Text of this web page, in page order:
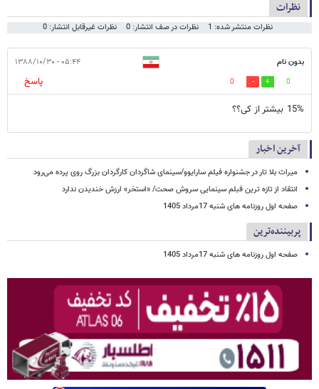
نظرات
نظرات منتشر شده: 1 نظرات در صف انتشار: 0 نظرات غیرقابل انتشار: 0
بدون نام ۰۵:۴۴ - ۱۳۸۸/۱۰/۳۰
0
0
پاسخ
15% بیشتر از کی؟؟
آخرین اخبار
میراث بلا تار در جشنواره فیلم سارایوو/سینمای شاگردان کارگردان بزرگ روی پرده می‌رود
انتقاد از تازه ترین فبلم سینمایی سروش صحت/ «استخر» ارزش خندیدن ندارد
صفحه اول روزنامه های شنبه 17مرداد 1405
پربیننده‌ترین
صفحه اول روزنامه های شنبه 17مرداد 1405